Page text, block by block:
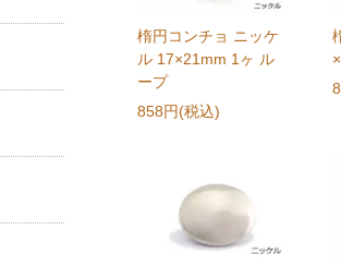
楕円コンチョ ニッケ
ル 17×21mm 1ヶ ル
ープ
858円(税込)